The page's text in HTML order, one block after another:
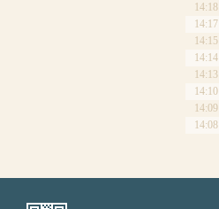
14:18
14:17
14:15
14:14
14:13
14:10
14:09
14:08